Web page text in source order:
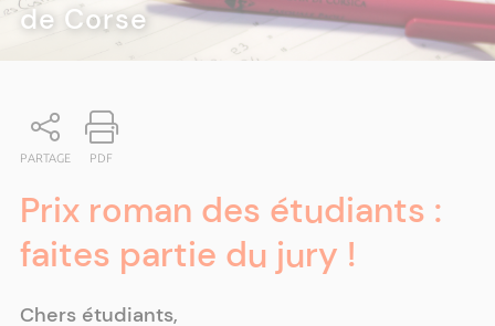
de Corse
PARTAGE PDF
Prix roman des étudiants :
faites partie du jury !
Chers étudiants,